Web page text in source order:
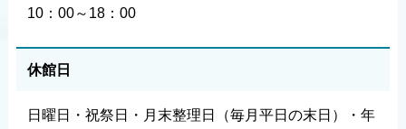
10：00～18：00
休館日
日曜日・祝祭日・月末整理日（毎月平日の末日）・年